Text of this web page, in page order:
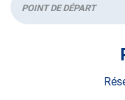
Départ